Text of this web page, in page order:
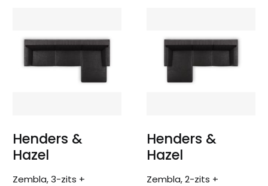
Henders &
Hazel
Zembla, 3-zits +
Henders &
Hazel
Zembla, 2-zits +